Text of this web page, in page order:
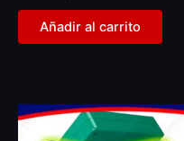
Añadir al carrito